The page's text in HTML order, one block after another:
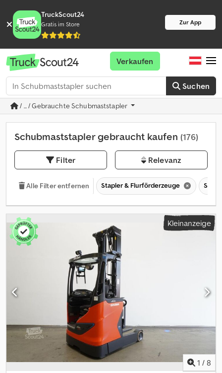
TruckScout24
Gratis im Store Zur App
Suchen
Verkaufen
/ ... / Gebrauchte Schubmaststapler
Schubmaststapler gebraucht kaufen (176)
Filter Relevanz
Alle Filter entfernen Stapler & Flurförderzeuge
Kleinanzeige
1 / 8